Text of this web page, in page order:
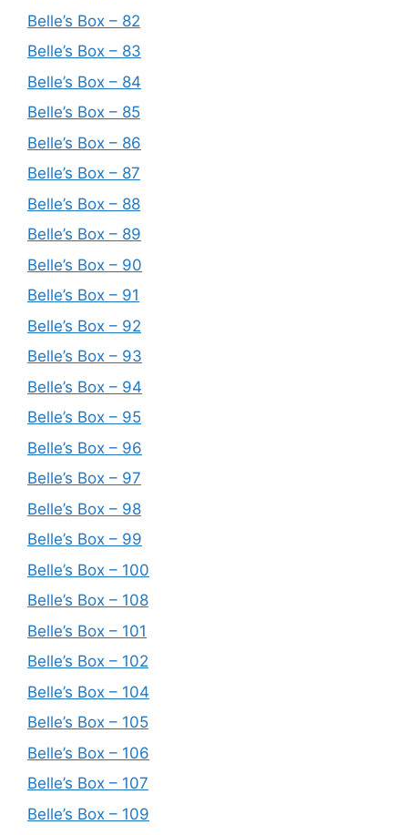
Belle’s Box – 82
Belle’s Box – 83
Belle’s Box – 84
Belle’s Box – 85
Belle’s Box – 86
Belle’s Box – 87
Belle’s Box – 88
Belle’s Box – 89
Belle’s Box – 90
Belle’s Box – 91
Belle’s Box – 92
Belle’s Box – 93
Belle’s Box – 94
Belle’s Box – 95
Belle’s Box – 96
Belle’s Box – 97
Belle’s Box – 98
Belle’s Box – 99
Belle’s Box – 100
Belle’s Box – 108
Belle’s Box – 101
Belle’s Box – 102
Belle’s Box – 104
Belle’s Box – 105
Belle’s Box – 106
Belle’s Box – 107
Belle’s Box – 109